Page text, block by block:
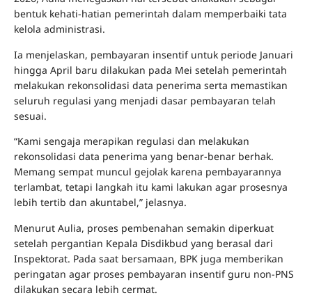
bentuk kehati-hatian pemerintah dalam memperbaiki tata
kelola administrasi.
Ia menjelaskan, pembayaran insentif untuk periode Januari
hingga April baru dilakukan pada Mei setelah pemerintah
melakukan rekonsolidasi data penerima serta memastikan
seluruh regulasi yang menjadi dasar pembayaran telah
sesuai.
“Kami sengaja merapikan regulasi dan melakukan
rekonsolidasi data penerima yang benar-benar berhak.
Memang sempat muncul gejolak karena pembayarannya
terlambat, tetapi langkah itu kami lakukan agar prosesnya
lebih tertib dan akuntabel,” jelasnya.
Menurut Aulia, proses pembenahan semakin diperkuat
setelah pergantian Kepala Disdikbud yang berasal dari
Inspektorat. Pada saat bersamaan, BPK juga memberikan
peringatan agar proses pembayaran insentif guru non-PNS
dilakukan secara lebih cermat.